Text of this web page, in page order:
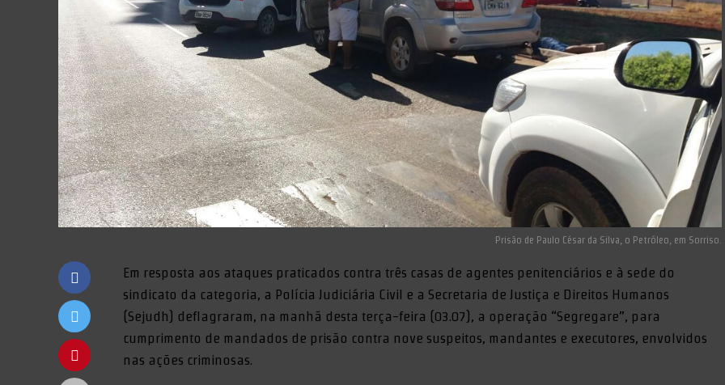
Prisão de Paulo César da Silva, o Petróleo, em Sorriso.
Em resposta aos ataques praticados contra três casas de agentes penitenciários e à sede do
sindicato da categoria, a Polícia Judiciária Civil e a Secretaria de Justiça e Direitos Humanos
(Sejudh) deflagraram, na manhã desta terça-feira (03.07), a operação “Segregare”, para
cumprimento de mandados de prisão contra nove suspeitos, mandantes e executores, envolvidos
nas ações criminosas.